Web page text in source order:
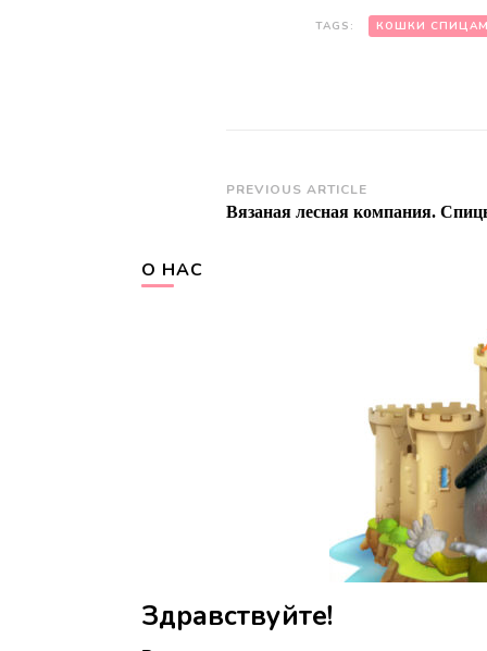
TAGS: КОШКИ
Post
Navigation
PREVIOUS ARTICLE
Вязаная лесная компания.
О НАС
Здравствуйте!